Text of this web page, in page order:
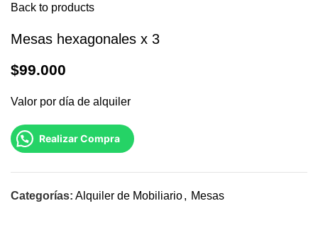
Back to products
Mesas hexagonales x 3
$99.000
Valor por día de alquiler
Realizar Compra
Categorías: Alquiler de Mobiliario, Mesas